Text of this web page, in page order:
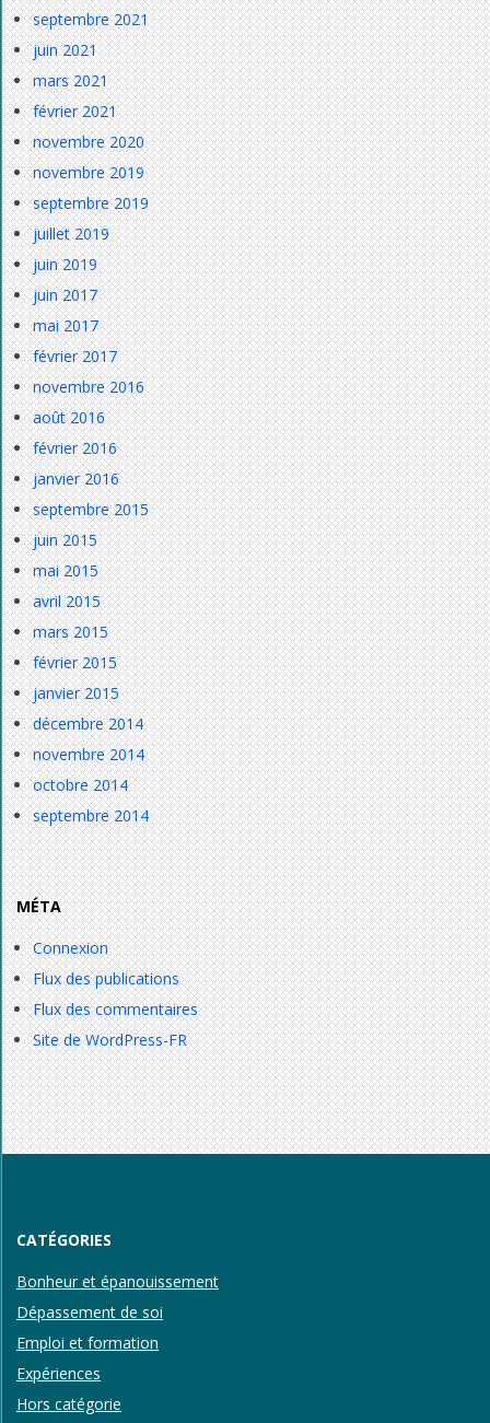
septembre 2021
juin 2021
mars 2021
février 2021
novembre 2020
novembre 2019
septembre 2019
juillet 2019
juin 2019
juin 2017
mai 2017
février 2017
novembre 2016
août 2016
février 2016
janvier 2016
septembre 2015
juin 2015
mai 2015
avril 2015
mars 2015
février 2015
janvier 2015
décembre 2014
novembre 2014
octobre 2014
septembre 2014
MÉTA
Connexion
Flux des publications
Flux des commentaires
Site de WordPress-FR
CATÉGORIES
Bonheur et épanouissement
Dépassement de soi
Emploi et formation
Expériences
Hors catégorie